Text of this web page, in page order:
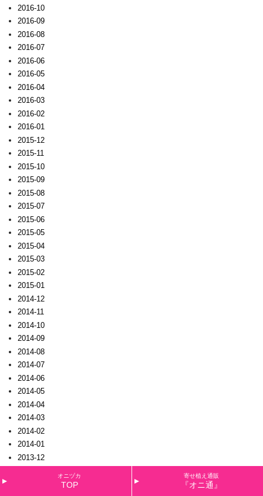
2016-10
2016-09
2016-08
2016-07
2016-06
2016-05
2016-04
2016-03
2016-02
2016-01
2015-12
2015-11
2015-10
2015-09
2015-08
2015-07
2015-06
2015-05
2015-04
2015-03
2015-02
2015-01
2014-12
2014-11
2014-10
2014-09
2014-08
2014-07
2014-06
2014-05
2014-04
2014-03
2014-02
2014-01
2013-12
オニヅカ
TOP
寄せ植え通販
『オニ通』